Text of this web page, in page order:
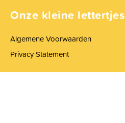
Onze kleine lettertjes
Algemene Voorwaarden
Privacy Statement